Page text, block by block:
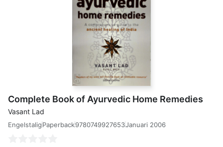
Complete Book of Ayurvedic Home Remedies
Vasant Lad
EngelstaligPaperback9780749927653Januari 2006